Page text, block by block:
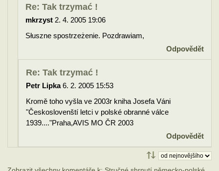
Re: Tak trzymać !
mkrzyst 2. 4. 2005 19:06
Słuszne spostrzeżenie. Pozdrawiam,
Odpovědět
Re: Tak trzymać !
Petr Lipka6. 2. 2005 15:53
Kromě toho vyšla ve 2003r kniha Josefa Váni
"Českoslovenští letci v polské obranné válce
1939...."Praha,AVIS MO ČR 2003
Odpovědět